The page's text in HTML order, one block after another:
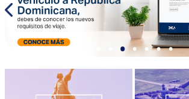
• • • • •